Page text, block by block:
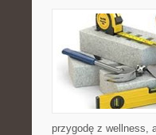
przygodę z wellness,